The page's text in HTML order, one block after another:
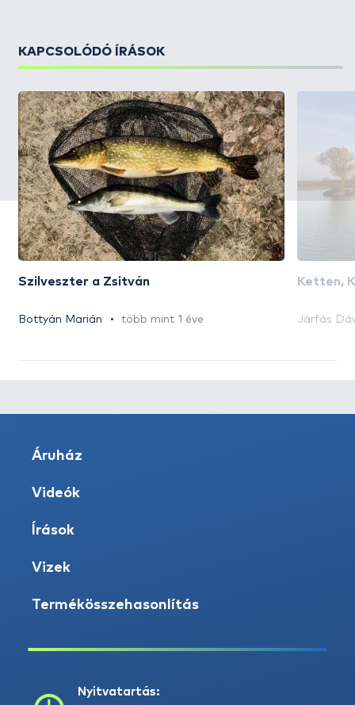
KAPCSOLÓDÓ ÍRÁSOK
Szilveszter a Zsitván
Bottyán Marián több mint 1 éve
Ketten,
Járfás
Áruház
Videók
Írások
Vizek
Termékösszehasonlítás
Nyitvatartás: